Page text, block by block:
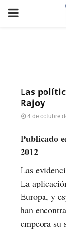
PRIMARY
Las
Rajoy
4 de octubre
Publicado
2012
Las
La
Europa, y
han
empeora su